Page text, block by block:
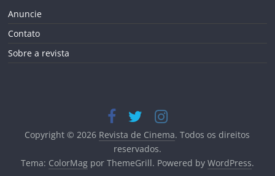
Anuncie
Contato
Sobre a revista
Copyright © 2026 Revista de Cinema. Todos os direitos
reservados.
Tema: ColorMagpor ThemeGrill. Powered by WordPress.